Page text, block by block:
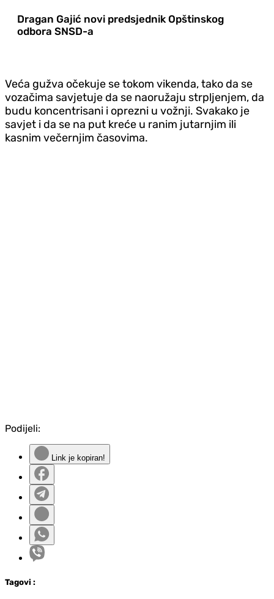
Dragan Gajić novi predsjednik Opštinskog
odbora SNSD-a
Veća gužva očekuje se tokom vikenda, tako da se
vozačima savjetuje da se naoružaju strpljenjem, da
budu koncentrisani i oprezni u vožnji. Svakako je
savjet i da se na put kreće u ranim jutarnjim ili
kasnim večernjim časovima.
Podijeli:
Link je kopiran!
Tagovi :